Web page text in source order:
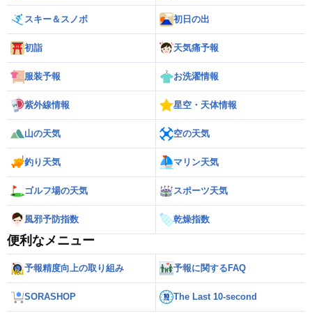
スキー＆スノボ 初日の出
初詣 天気痛予報
服装予報 お洗濯情報
紫外線情報 星空・天体情報
山の天気 空の天気
釣り天気 マリン天気
ゴルフ場の天気 スポーツ天気
風邪予防指数 乾燥指数
便利なメニュー
予報精度向上の取り組み 予報に関するFAQ
SORASHOP The Last 10-second